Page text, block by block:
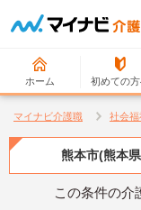
ホーム 初めての
マイナビ介護職 社会
熊本市(熊本
この条件の介